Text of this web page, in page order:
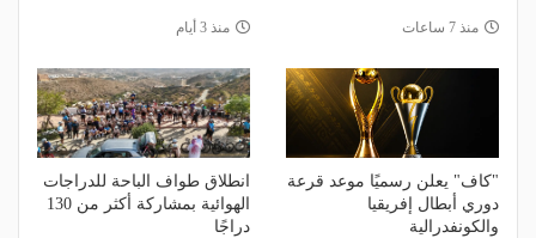
منذ 7 ساعات منذ 3 أيام
"كاف" يعلن رسميًا موعد قرعة
دوري أبطال إفريقيا
والكونفدرالية
انطلاق طواف الباحة للدراجات
الهوائية بمشاركة أكثر من 130
دراجًا